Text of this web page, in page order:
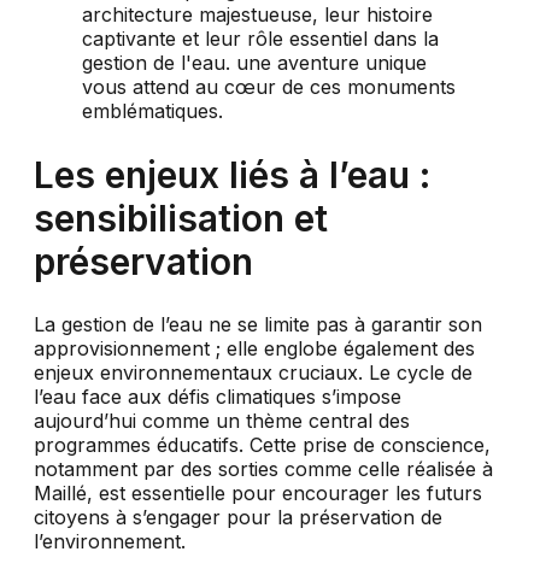
Les enjeux liés à l’eau :
sensibilisation et
préservation
La gestion de l’eau ne se limite pas à garantir son
approvisionnement ; elle englobe également des
enjeux environnementaux cruciaux. Le cycle de
l’eau face aux défis climatiques s’impose
aujourd’hui comme un thème central des
programmes éducatifs. Cette prise de conscience,
notamment par des sorties comme celle réalisée à
Maillé, est essentielle pour encourager les futurs
citoyens à s’engager pour la préservation de
l’environnement.